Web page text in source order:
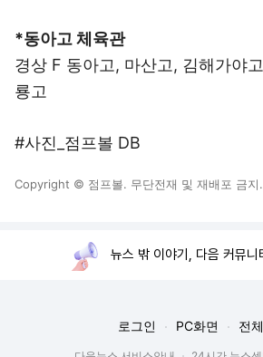
*동아고 체육관
경상 F 동아고, 마산고, 김해가야
룡고
#사진_점프볼 DB
Copyright © 점프볼. 무단전재 및 재배포 금지.
뉴스 밖 이야기, 다음 커뮤니
로그인 PC화면 전